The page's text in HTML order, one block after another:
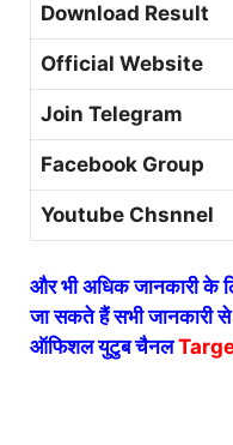
Download Result
Official Website
Join Telegram
Facebook Group
Youtube Chsnnel
और भी अधिक जानकारी के
जा सकते हैं सभी जानकारी
ऑफिशल युटुब चैनल